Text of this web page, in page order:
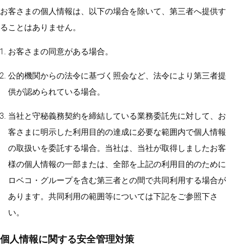
お客さまの個人情報は、以下の場合を除いて、第三者へ提供す
ることはありません。
お客さまの同意がある場合。
公的機関からの法令に基づく照会など、法令により第三者提
供が認められている場合。
当社と守秘義務契約を締結している業務委託先に対して、お
客さまに明示した利用目的の達成に必要な範囲内で個人情報
の取扱いを委託する場合。当社は、当社が取得しましたお客
様の個人情報の一部または、全部を上記の利用目的のために
ロベコ・グループを含む第三者との間で共同利用する場合が
あります。共同利用の範囲等については下記をご参照下さ
い。
個人情報に関する安全管理対策